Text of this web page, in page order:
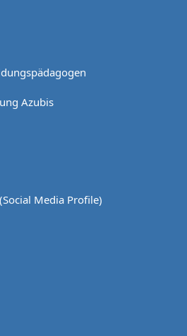
Azubis
Media Profile)